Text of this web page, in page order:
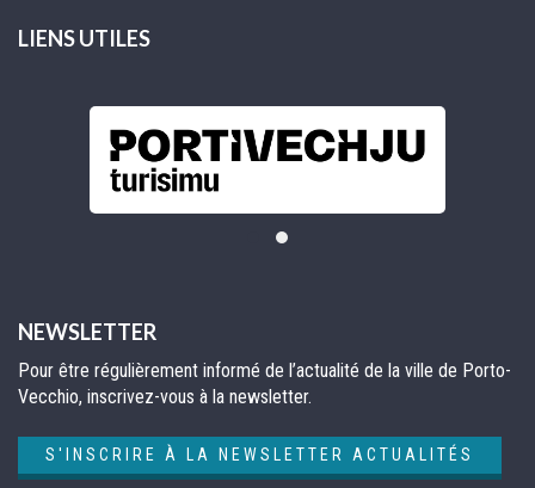
LIENS UTILES
NEWSLETTER
Pour être régulièrement informé de l’actualité de la ville de Porto-
Vecchio, inscrivez-vous à la newsletter.
S'INSCRIRE À LA NEWSLETTER ACTUALITÉS